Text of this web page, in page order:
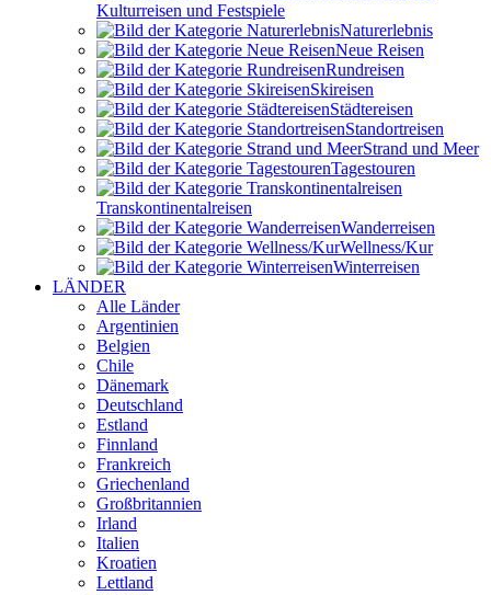
Kultur­reisen und Festspiele
Naturerlebnis
Neue Reisen
Rund­reisen
Ski­reisen
Städte­reisen
Standort­reisen
Strand und Meer
Tagestouren
Transkontinental­reisen
Wander­reisen
Wellness/Kur
Winter­reisen
LÄNDER
Alle Länder
Argentinien
Belgien
Chile
Dänemark
Deutschland
Estland
Finnland
Frankreich
Griechenland
Großbritannien
Irland
Italien
Kroatien
Lettland